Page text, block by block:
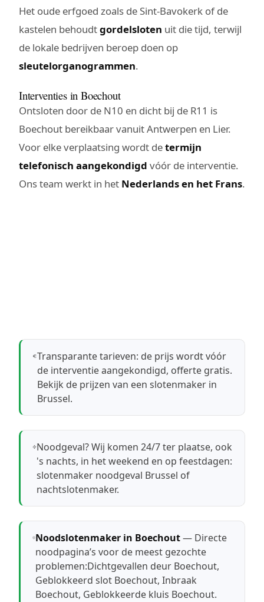
Het oude erfgoed zoals de Sint-Bavokerk of de
kastelen behoudtgordelsloten uit die tijd, terwijl
de lokale bedrijven beroep doen op
sleutelorganogrammen.
Interventies in Boechout
Ontsloten door de N10 en dicht bij de R11 is
Boechout bereikbaar vanuit Antwerpen en Lier.
Voor elke verplaatsing wordt determijn
telefonisch aangekondigd vóór de interventie.
Ons team werkt in het Nederlands en het Frans.
Transparante tarieven: de prijs wordt vóór
de interventie aangekondigd, offerte gratis.
Bekijk de prijzen van een slotenmaker in
Brussel.
Noodgeval? Wij komen 24/7 ter plaatse, ook
's nachts, in het weekend en op feestdagen:
slotenmaker noodgeval Brussel of
nachtslotenmaker.
Noodslotenmaker in Boechout— Directe
noodpagina’s voor de meest gezochte
problemen:Dichtgevallen deur Boechout,
Geblokkeerd slot Boechout,Inbraak
Boechout, Geblokkeerde kluis Boechout.